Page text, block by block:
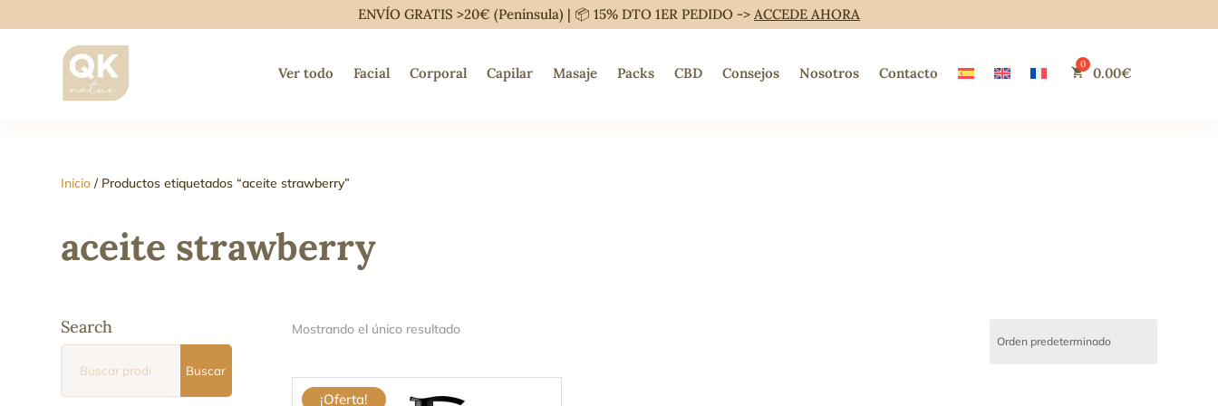
ENVÍO GRATIS >20€ (Península) | 📦 15% DTO 1ER PEDIDO -> ACCEDE AHORA
Ver todo Facial Corporal Capilar Masaje Packs CBD Consejos Nosotros Contacto 0.00€
Inicio / Productos etiquetados “aceite strawberry”
aceite strawberry
Search
por:
Buscar
Mostrando el único resultado
¡Oferta!